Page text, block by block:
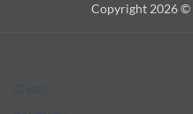
Copyright 2026 ©
О нас